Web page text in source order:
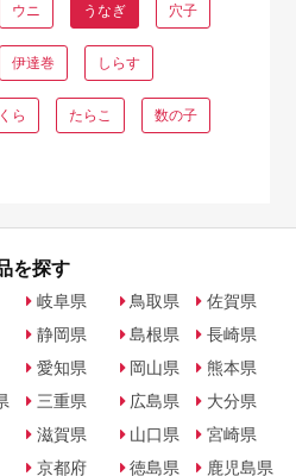
ウニ うなぎ 穴子
伊達巻 しらす
ら たらこ 数の子
を探す
岐阜県
静岡県
愛知県
三重県
滋賀県
京都府
鳥取県
島根県
岡山県
広島県
山口県
徳島県
佐賀県
長崎県
熊本県
大分県
宮崎県
鹿児島県